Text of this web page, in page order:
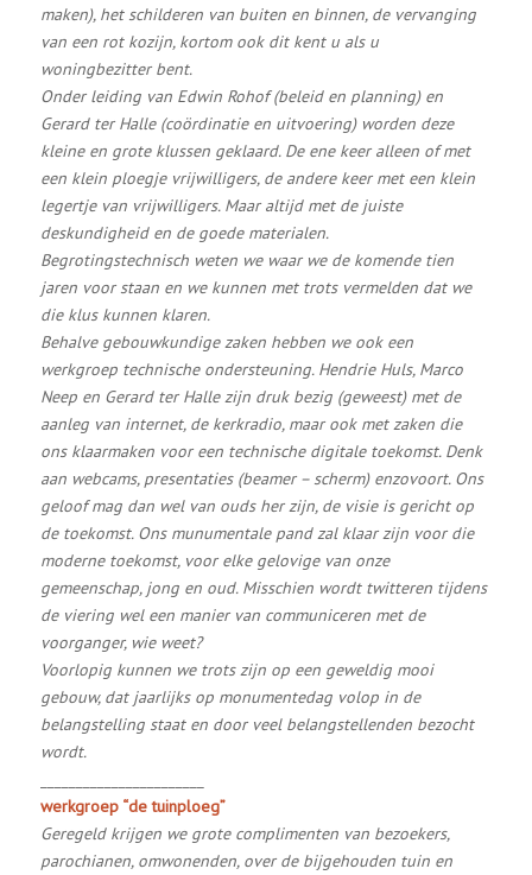
maken), het schilderen van buiten en binnen, de vervanging
van een rot kozijn, kortom ook dit kent u als u
woningbezitter bent.
Onder leiding van Edwin Rohof (beleid en planning) en
Gerard ter Halle (coördinatie en uitvoering) worden deze
kleine en grote klussen geklaard. De ene keer alleen of met
een klein ploegje vrijwilligers, de andere keer met een klein
legertje van vrijwilligers. Maar altijd met de juiste
deskundigheid en de goede materialen.
Begrotingstechnisch weten we waar we de komende tien
jaren voor staan en we kunnen met trots vermelden dat we
die klus kunnen klaren.
Behalve gebouwkundige zaken hebben we ook een
werkgroep technische ondersteuning. Hendrie Huls, Marco
Neep en Gerard ter Halle zijn druk bezig (geweest) met de
aanleg van internet, de kerkradio, maar ook met zaken die
ons klaarmaken voor een technische digitale toekomst. Denk
aan webcams, presentaties (beamer – scherm) enzovoort. Ons
geloof mag dan wel van ouds her zijn, de visie is gericht op
de toekomst. Ons munumentale pand zal klaar zijn voor die
moderne toekomst, voor elke gelovige van onze
gemeenschap, jong en oud. Misschien wordt twitteren tijdens
de viering wel een manier van communiceren met de
voorganger, wie weet?
Voorlopig kunnen we trots zijn op een geweldig mooi
gebouw, dat jaarlijks op monumentedag volop in de
belangstelling staat en door veel belangstellenden bezocht
wordt.
werkgroep “de tuinploeg”
Geregeld krijgen we grote complimenten van bezoekers,
parochianen, omwonenden, over de bijgehouden tuin en